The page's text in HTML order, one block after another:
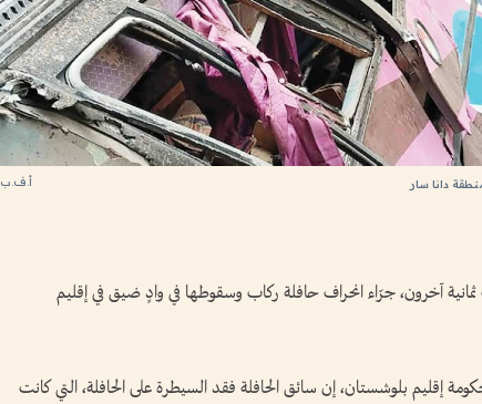
أ.ف.ب دانا سار
ثمانية آخرون، جرّاء انحراف حافلة ركاب وسقوطها في وادٍ ضيق في إقليم
إقليم بلوشستان، إن سائق الحافلة فقد السيطرة على الحافلة، التي كانت